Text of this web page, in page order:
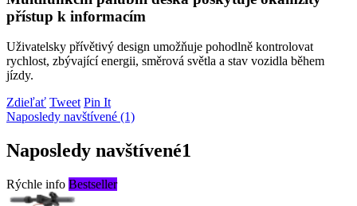
přístup k informacím
Uživatelsky přívětivý design umožňuje pohodlně kontrolovat
rychlost, zbývající energii, směrová světla a stav vozidla během
jízdy.
Zdieľať Tweet Pin It
Naposledy navštívené (1)
Naposledy navštívené1
Rýchle info Bestseller